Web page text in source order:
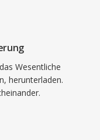
Wesentliche
herunterladen.